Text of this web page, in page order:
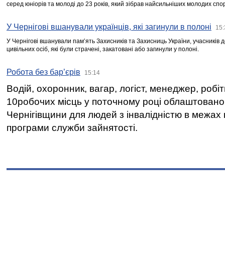
серед юніорів та молоді до 23 років, який зібрав найсильніших молодих
У Чернігові вшанували українців, які загинули в полоні
У Чернігові вшанували пам’ять Захисників та Захисниць України,
цивільних осіб, які були страчені, закатовані або загинули у полоні.
Робота без бар’єрів 15:14
Водій, охоронник, вагар, логіст, менеджер,
10робочих місць у поточному році
Чернігівщини для людей з інвалідністю в межах
програми служби зайнятості.